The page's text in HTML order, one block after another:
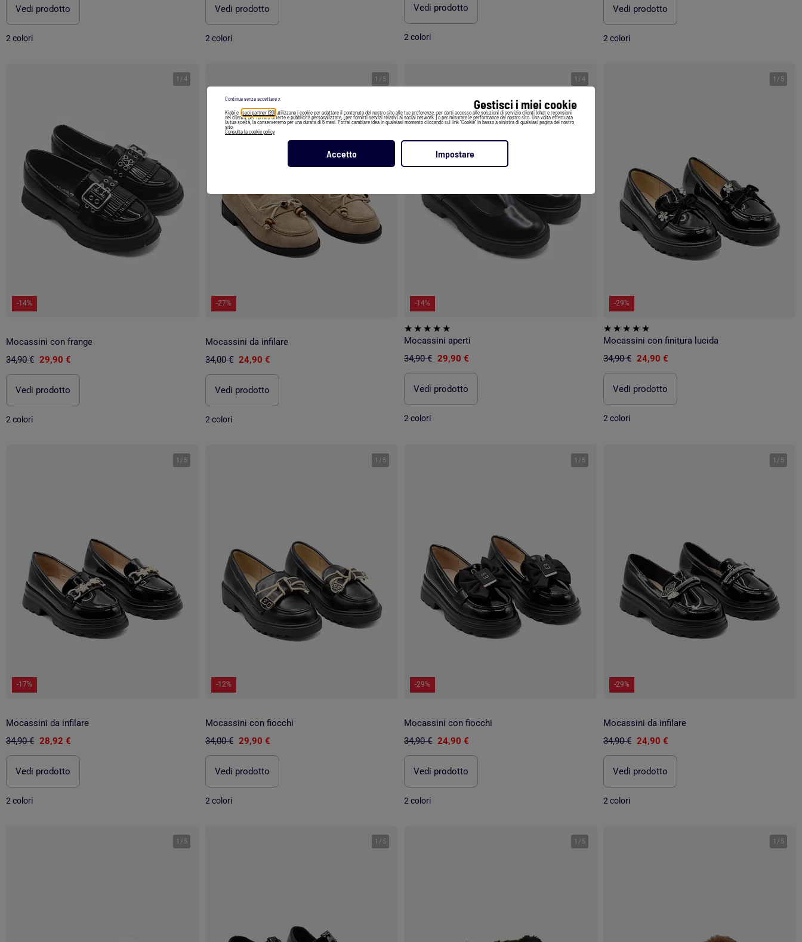
Gestisci i miei cookie
Kiabi e i suoi partner (29) utilizzano i cookie per adattare il contenuto del nostro sito alle tue preferenze, per darti accesso alle soluzioni di servizio clienti (chat e recensioni
dei clienti), per fornirti offerte e pubblicità personalizzate, [per fornirti servizi relativi ai social network ] o per misurare le performance del nostro sito. Una volta effettuata
la tua scelta, la conserveremo per una durata di 6 mesi. Potrai cambiare idea in qualsiasi momento cliccando sul link "Cookie" in basso a sinistra di qualsiasi pagina del nostro
sito.
Consulta la cookie policy
Accetto Impostare
Continua senza accettare x
Vedi prodotto
2 colori
Vedi prodotto
2 colori
Vedi prodotto
2 colori
Vedi prodotto
2 colori
1 /4
-14%
Mocassini con frange
34,90 € 29,90 €
Vedi prodotto
2 colori
1 / 5
-27%
Mocassini da infilare
34,00 € 24,90 €
Vedi prodotto
2 colori
1 /4
-14%
Mocassini aperti
34,90 € 29,90 €
Vedi prodotto
2 colori
1 / 5
-29%
Mocassini con finitura lucida
34,90 € 24,90 €
Vedi prodotto
2 colori
1 / 5
-17%
Mocassini da infilare
34,90 € 28,92 €
Vedi prodotto
2 colori
1 / 5
-12%
Mocassini con fiocchi
34,00 € 29,90 €
Vedi prodotto
2 colori
1 / 5
-29%
Mocassini con fiocchi
34,90 € 24,90 €
Vedi prodotto
2 colori
1 / 5
-29%
Mocassini da infilare
34,90 € 24,90 €
Vedi prodotto
2 colori
1 / 5 1 / 5 1 / 5 1 / 5